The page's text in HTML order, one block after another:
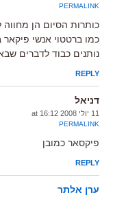
PERMALINK
כותרות הסיום הן מחווה
כמו ברטטוי אנשי פיקאר
נותנים כבוד לדברים
REPLY
דניאל
11 יולי 2008 at 16:12
PERMALINK
פיקסאר כמובן
REPLY
ערן אלתר